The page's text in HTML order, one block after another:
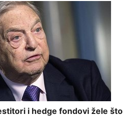
i hedge fondovi žele što